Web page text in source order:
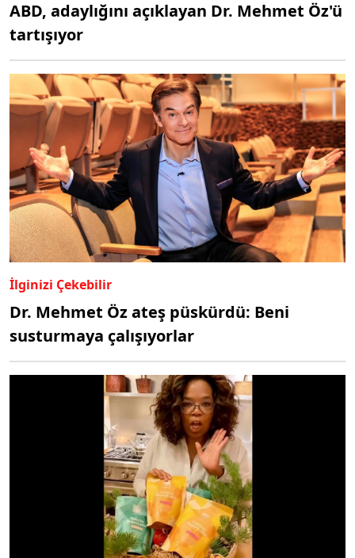
ABD, adaylığını açıklayan Dr. Mehmet Öz'ü
tartışıyor
İlginizi Çekebilir
Dr. Mehmet Öz ateş püskürdü: Beni
susturmaya çalışıyorlar